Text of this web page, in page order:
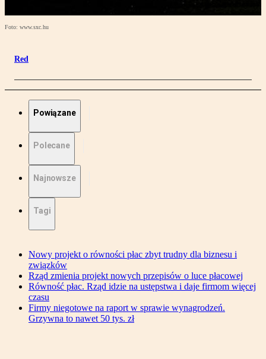
Foto: www.sxc.hu
Red
Powiązane
Polecane
Najnowsze
Tagi
Nowy projekt o równości płac zbyt trudny dla biznesu i
związków
Rząd zmienia projekt nowych przepisów o luce płacowej
Równość płac. Rząd idzie na ustępstwa i daje firmom więcej
czasu
Firmy niegotowe na raport w sprawie wynagrodzeń.
Grzywna to nawet 50 tys. zł